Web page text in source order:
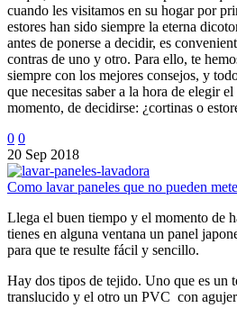
cuando les visitamos en su hogar por
estores han sido siempre la eterna
antes de ponerse a decidir, es
contras de uno y otro. Para ello, te
siempre con los mejores consejos, y
que necesitas saber a la hora de elegir
momento, de decidirse: ¿cortinas o
0 0
20 Sep 2018
Como lavar paneles que no pueden
Llega el buen tiempo y el momento de
tienes en alguna ventana un panel
para que te resulte fácil y sencillo.
Hay dos tipos de tejido. Uno que es un
translucido y el otro un PVC con